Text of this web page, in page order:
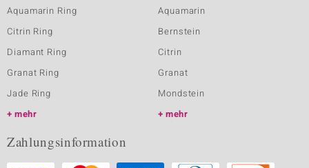
Aquamarin Ring
Citrin Ring
Diamant Ring
Granat Ring
Jade Ring
mehr
Aquamarin
Bernstein
Citrin
Granat
Mondstein
mehr
Zahlungsinformation